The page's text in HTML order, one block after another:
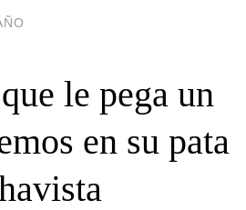
le pega un
en su pata